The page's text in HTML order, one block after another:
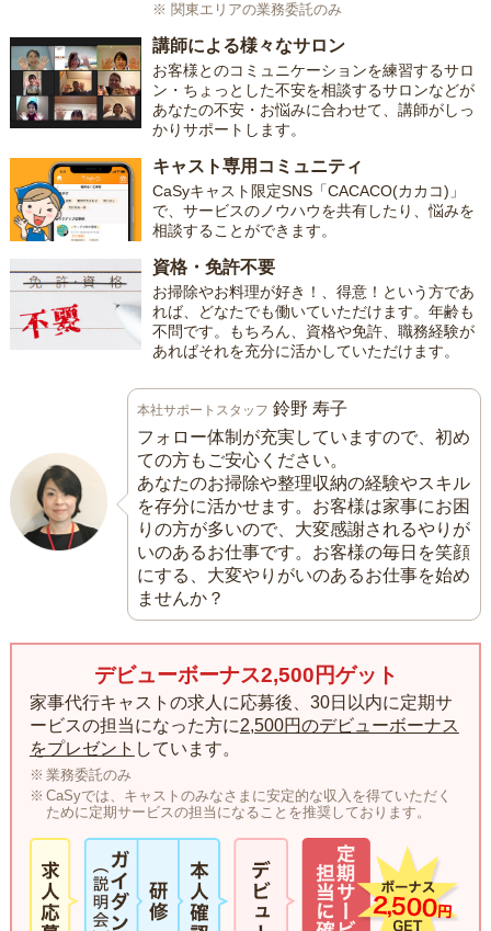
※ 関東エリアの業務委託のみ
講師による様々なサロン
お客様とのコミュニケーションを練習するサロ
ン・ちょっとした不安を相談するサロンなどが
あなたの不安・お悩みに合わせて、講師がしっ
かりサポートします。
キャスト専用コミュニティ
CaSyキャスト限定SNS「CACACO(カカコ)」
で、サービスのノウハウを共有したり、悩みを
相談することができます。
資格・免許不要
お掃除やお料理が好き！、得意！という方であ
れば、どなたでも働いていただけます。年齢も
不問です。もちろん、資格や免許、職務経験が
あればそれを充分に活かしていただけます。
本社サポートスタッフ 鈴野 寿子
フォロー体制が充実していますので、初め
ての方もご安心ください。
あなたのお掃除や整理収納の経験やスキル
を存分に活かせます。お客様は家事にお困
りの方が多いので、大変感謝されるやりが
いのあるお仕事です。お客様の毎日を笑顔
にする、大変やりがいのあるお仕事を始め
ませんか？
デビューボーナス2,500円ゲット
家事代行キャストの求人に応募後、30日以内に定期サ
ービスの担当になった方に2,500円のデビューボーナス
をプレゼント しています。
業務委託のみ
CaSyでは、キャストのみなさまに安定的な収入を得ていただく
ために定期サービスの担当になることを推奨しております。